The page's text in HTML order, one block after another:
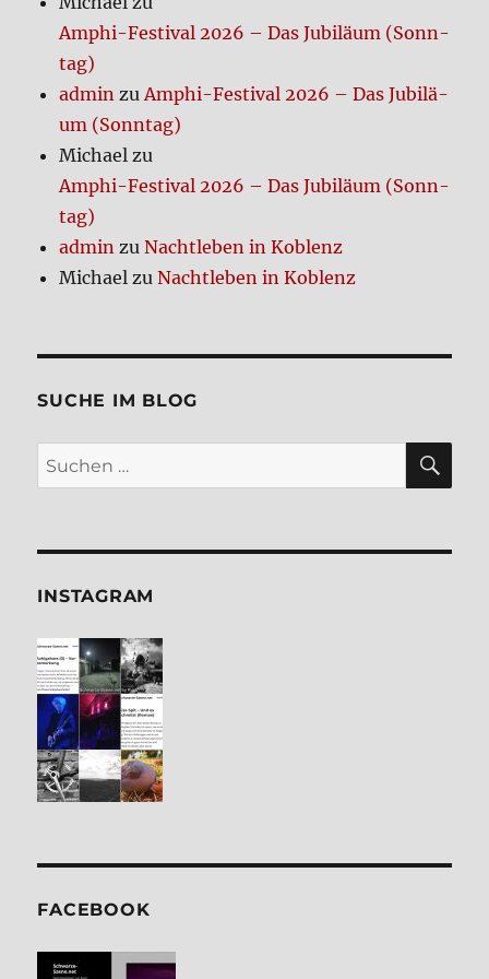
Amphi-Festi­val 2026 – Das Jubi­lä­um (Sonn­
tag)
admin zuAmphi-Festi­val 2026 – Das Jubi­lä­
um (Sonn­tag)
Michael zu
Amphi-Festi­val 2026 – Das Jubi­lä­um (Sonn­
tag)
admin zuNacht­le­ben in Koblenz
Michael zuNacht­le­ben in Koblenz
SUCHE IM BLOG
Suchen
nach:
INSTA­GRAM
FACE­BOOK